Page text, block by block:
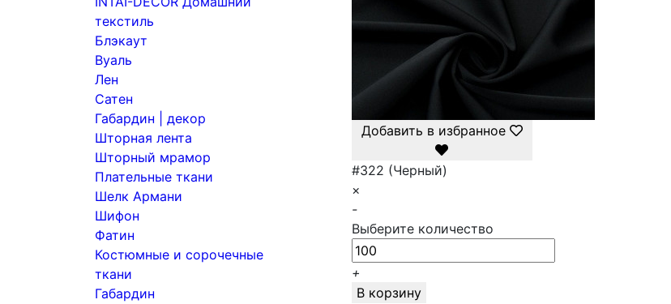
текстиль
Блэкаут
Вуаль
Лен
Сатен
Габардин | декор
Шторная лента
Шторный мрамор
Плательные ткани
Шелк Армани
Шифон
Фатин
Костюмные и сорочечные
ткани
Габардин
Добавить в избранное
#322 (Черный)
×
-
Выберите количество
+
В корзину